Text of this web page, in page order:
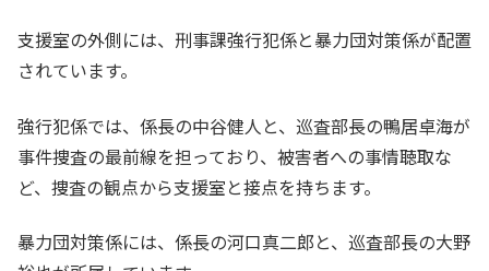
支援室の外側には、刑事課強行犯係と暴力団対策係が配置
されています。
強行犯係では、係長の中谷健人と、巡査部長の鴨居卓海が
事件捜査の最前線を担っており、被害者への事情聴取な
ど、捜査の観点から支援室と接点を持ちます。
暴力団対策係には、係長の河口真二郎と、巡査部長の大野